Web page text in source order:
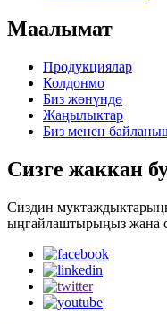
Маалымат
Продукциялар
Колдонмо
Биз жөнүндө
Жаңылыктар
Биз менен
Сизге жаккан
Сиздин
ыңгайлаштырыңыз жана